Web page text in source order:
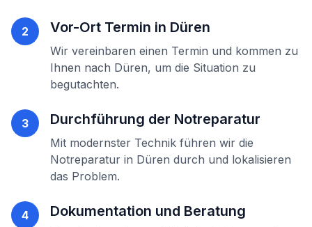
2 Vor-Ort Termin in Düren
Wir vereinbaren einen Termin und kommen zu
Ihnen nach Düren, um die Situation zu
begutachten.
3 Durchführung der Notreparatur
Mit modernster Technik führen wir die
Notreparatur in Düren durch und lokalisieren
das Problem.
4 Dokumentation und Beratung